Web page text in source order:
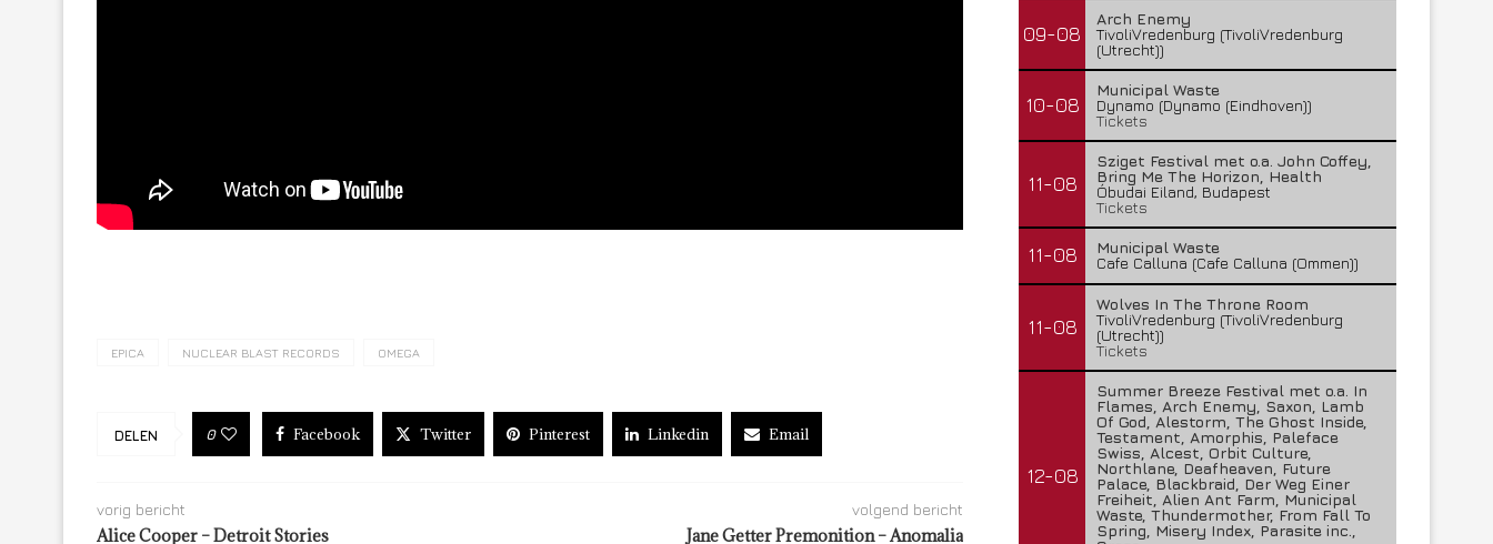
EPICA NUCLEAR BLAST RECORDS OMEGA
DELEN 0 Facebook Twitter Pinterest Linkedin Email
vorig bericht
Alice Cooper – Detroit Stories
volgend bericht
Jane Getter Premonition – Anomalia
09-08
Arch Enemy
TivoliVredenburg (TivoliVredenburg
(Utrecht))
10-08
Municipal Waste
Dynamo (Dynamo (Eindhoven))
Tickets
11-08
Sziget Festival met o.a. John Coffey,
Bring Me The Horizon, Health
Óbudai Eiland, Budapest
Tickets
11-08
Municipal Waste
Cafe Calluna (Cafe Calluna (Ommen))
11-08
Wolves In The Throne Room
TivoliVredenburg (TivoliVredenburg
(Utrecht))
Tickets
12-08
Summer Breeze Festival met o.a. In
Flames, Arch Enemy, Saxon, Lamb
Of God, Alestorm, The Ghost Inside,
Testament, Amorphis, Paleface
Swiss, Alcest, Orbit Culture,
Northlane, Deafheaven, Future
Palace, Blackbraid, Der Weg Einer
Freiheit, Alien Ant Farm, Municipal
Waste, Thundermother, From Fall To
Spring, Misery Index, Parasite inc.,